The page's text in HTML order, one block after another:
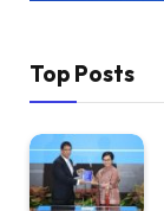
Top Posts